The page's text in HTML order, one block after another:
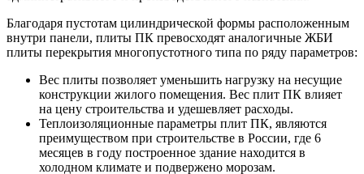
Благодаря пустотам цилиндрической формы расположенным
внутри панели, плиты ПК превосходят аналогичные ЖБИ
плиты перекрытия многопустотного типа по ряду параметров:
Вес плиты позволяет уменьшить нагрузку на несущие
конструкции жилого помещения. Вес плит ПК влияет
на цену строительства и удешевляет расходы.
Теплоизоляционные параметры плит ПК, являются
преимуществом при строительстве в России, где 6
месяцев в году построенное здание находится в
холодном климате и подвержено морозам.